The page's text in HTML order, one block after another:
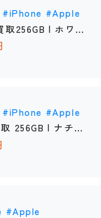
iPhone Apple
取256GB | ホワ
iPhone Apple
256GB | ナチュ
Apple